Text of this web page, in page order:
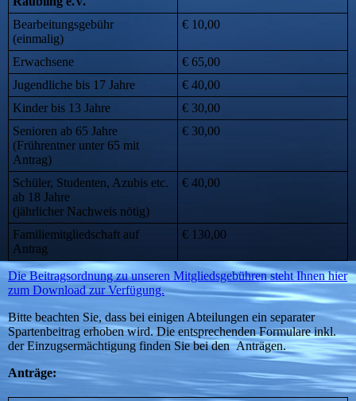
Bearbeitungsgebühr
(einmalig)
€ 10,00
Erwachsene
€ 65,00
Jugendliche bis 17 Jahre
€ 40,00
Kinder bis 13 Jahre
€ 30,00
Senioren ab 65 Jahre
(Frührentner unter 65 mit
Antrag)
€ 30,00
Schüler, Studenten, Azubis etc.
ab 18 Jahre
(jährlicher Nachweis nötig)
€ 40,00
Familiemitgliedschaft auf
Antrag
€ 130,00
Die Beitragsordnung zu unseren Mitgliedsgebühren steht Ihnen hier
zum Download zur Verfügung.
Bitte beachten Sie, dass bei einigen Abteilungen ein separater
Spartenbeitrag erhoben wird. Die entsprechenden Formulare inkl.
der Einzugsermächtigung finden Sie bei den Anträgen.
Anträge: